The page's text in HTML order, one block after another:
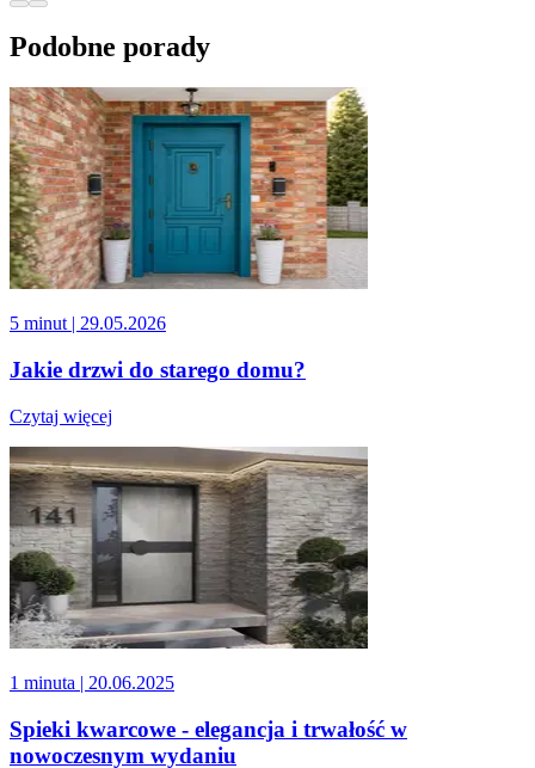
Podobne porady
5 minut | 29.05.2026
Jakie drzwi do starego domu?
Czytaj więcej
1 minuta | 20.06.2025
Spieki kwarcowe - elegancja i trwałość w
nowoczesnym wydaniu